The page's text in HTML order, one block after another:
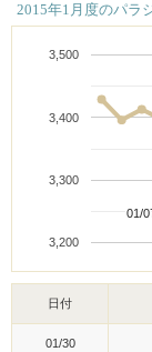
2015年1月度のパラ
01/
01/
3,200
3,300
3,400
3,500
日付
01/30